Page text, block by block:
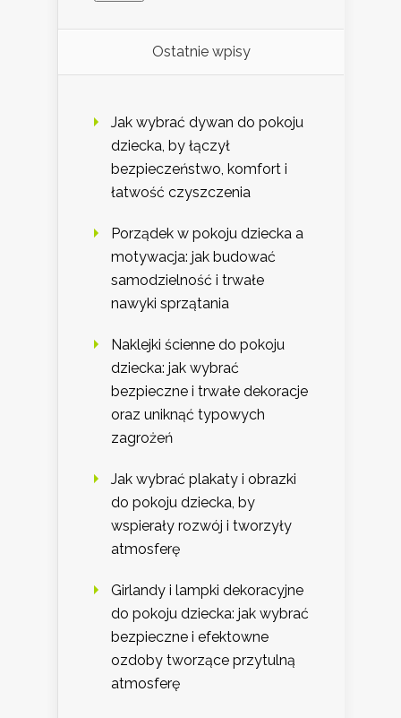
Ostatnie wpisy
Jak wybrać dywan do pokoju
dziecka, by łączył
bezpieczeństwo, komfort i
łatwość czyszczenia
Porządek w pokoju dziecka a
motywacja: jak budować
samodzielność i trwałe
nawyki sprzątania
Naklejki ścienne do pokoju
dziecka: jak wybrać
bezpieczne i trwałe dekoracje
oraz uniknąć typowych
zagrożeń
Jak wybrać plakaty i obrazki
do pokoju dziecka, by
wspierały rozwój i tworzyły
atmosferę
Girlandy i lampki dekoracyjne
do pokoju dziecka: jak wybrać
bezpieczne i efektowne
ozdoby tworzące przytulną
atmosferę